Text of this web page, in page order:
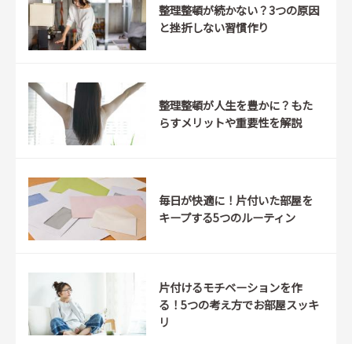
整理整頓が続かない？3つの原因
と挫折しない習慣作り
整理整頓が人生を豊かに？もた
らすメリットや重要性を解説
毎日が快適に！片付いた部屋を
キープする5つのルーティン
片付けるモチベーションを作
る！5つの考え方でお部屋スッキ
リ